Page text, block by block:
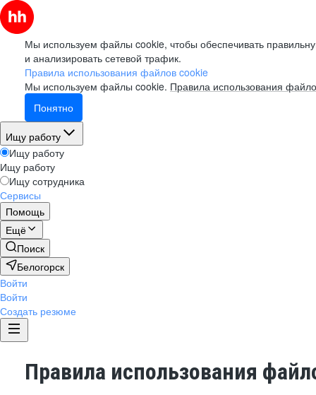
Мы используем файлы cookie, чтобы обеспечивать
и анализировать сетевой трафик.
Правила использования файлов cookie
Мы используем файлы cookie. Правила использования
Понятно
Ищу работу
Ищу работу
Ищу работу
Ищу сотрудника
Сервисы
Помощь
Ещё
Поиск
Белогорск
Войти
Войти
Создать резюме
Правила использования